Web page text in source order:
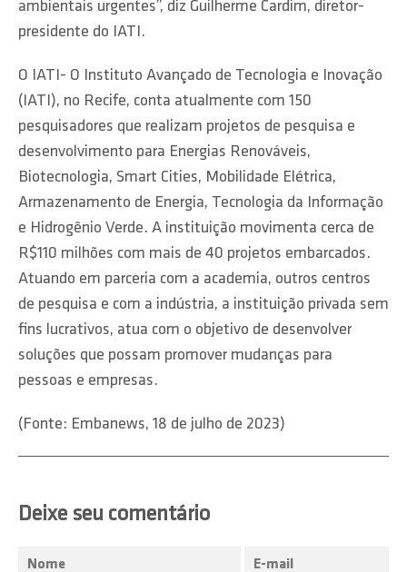
ambientais urgentes”, diz Guilherme Cardim, diretor-
presidente do IATI.
O IATI- O Instituto Avançado de Tecnologia e Inovação
(IATI), no Recife, conta atualmente com 150
pesquisadores que realizam projetos de pesquisa e
desenvolvimento para Energias Renováveis,
Biotecnologia, Smart Cities, Mobilidade Elétrica,
Armazenamento de Energia, Tecnologia da Informação
e Hidrogênio Verde. A instituição movimenta cerca de
R$110 milhões com mais de 40 projetos embarcados.
Atuando em parceria com a academia, outros centros
de pesquisa e com a indústria, a instituição privada sem
fins lucrativos, atua com o objetivo de desenvolver
soluções que possam promover mudanças para
pessoas e empresas.
(Fonte: Embanews, 18 de julho de 2023)
Deixe seu comentário